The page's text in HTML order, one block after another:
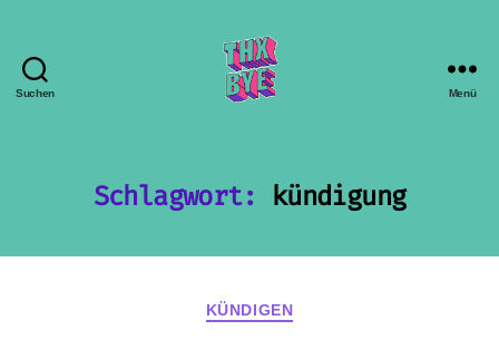
Suchen Menü
Schlagwort: kündigung
Kategorien
KÜNDIGEN